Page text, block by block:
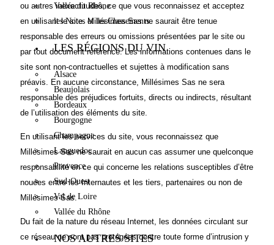
Vallée du Rhône
les Notes et les Classements
LES RÉGIONS DU VIN
Alsace
Beaujolais
Bordeaux
Bourgogne
Champagne
Languedoc
Provence
Sud-Ouest
Val de Loire
Vallée du Rhône
NOS AUTRES SITES
ou autres inexactitudes, ce que vous reconnaissez et acceptez
en utilisant le site. Millésimes Sas ne saurait être tenue
responsable des erreurs ou omissions présentées par le site ou
par tout document référencé. Les informations contenues dans le
site sont non-contractuelles et sujettes à modification sans
préavis. En aucune circonstance, Millésimes Sas ne sera
responsable des préjudices fortuits, directs ou indirects, résultant
de l’utilisation des éléments du site.
En utilisant les services du site, vous reconnaissez que
Millésimes Sas ne saurait en aucun cas assumer une quelconque
responsabilité en ce qui concerne les relations susceptibles d’être
nouées entre les Internautes et les tiers, partenaires ou non de
Millésimes Sas.
Du fait de la nature du réseau Internet, les données circulant sur
ce réseau ne sont pas protégées contre toute forme d’intrusion y